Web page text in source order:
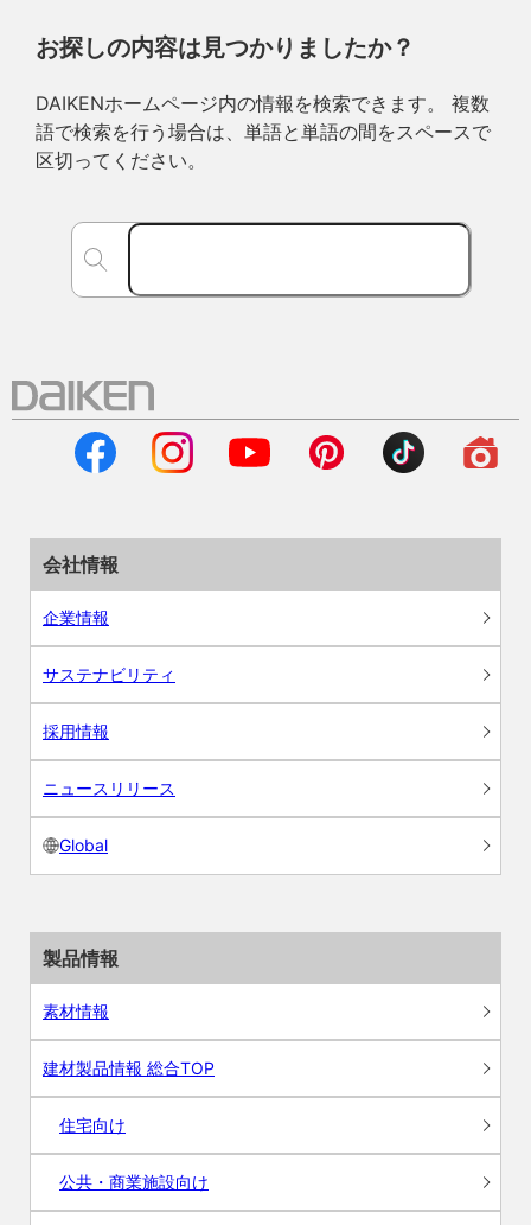
お探しの内容は見つかりましたか？
DAIKENホームページ内の情報を検索できます。 複数
語で検索を行う場合は、単語と単語の間をスペースで
区切ってください。
会社情報
企業情報
サステナビリティ
採用情報
ニュースリリース
Global
製品情報
素材情報
建材製品情報 総合TOP
住宅向け
公共・商業施設向け